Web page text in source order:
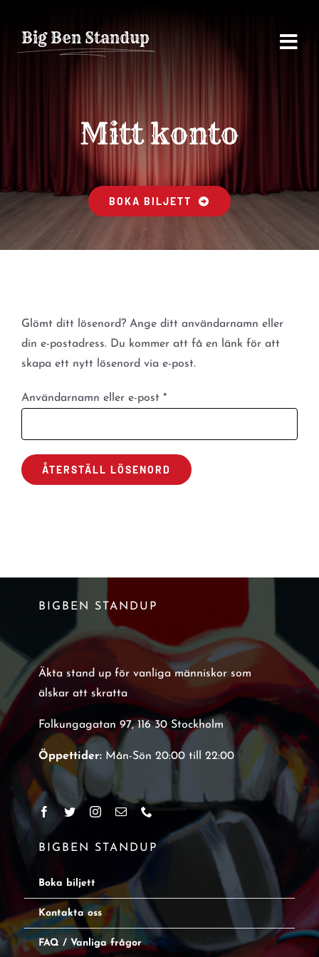
innehållet
Big Ben Standup
Mitt konto
BOKA BILJETT
Glömt ditt lösenord? Ange ditt användarnamn eller
din e-postadress. Du kommer att få en länk för att
skapa ett nytt lösenord via e-post.
Användarnamn eller e-post *Obligatoriskt
ÅTERSTÄLL LÖSENORD
BIGBEN STANDUP
Äkta stand up för vanliga människor som
älskar att skratta
Folkungagatan 97, 116 30 Stockholm
Öppettider:Mån-Sön 20:00 till 22:00
BIGBEN STANDUP
Boka biljett
Kontakta oss
FAQ / Vanliga frågor